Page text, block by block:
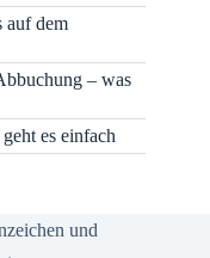
auf dem
– was
es einfach
und